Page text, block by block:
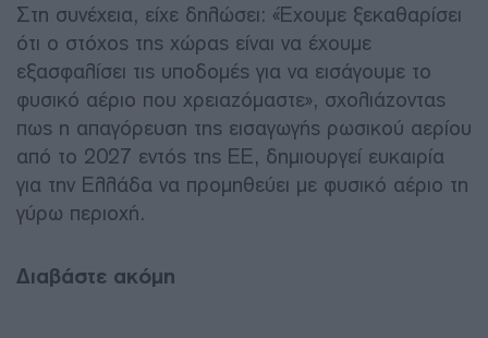
Στη συνέχεια, είχε δηλώσει: «Έχουμε ξεκαθαρίσει
ότι ο στόχος της χώρας είναι να έχουμε
εξασφαλίσει τις υποδομές για να εισάγουμε το
φυσικό αέριο που χρειαζόμαστε», σχολιάζοντας
πως η απαγόρευση της εισαγωγής ρωσικού αερίου
από το 2027 εντός της ΕΕ, δημιουργεί ευκαιρία
για την Ελλάδα να προμηθεύει με φυσικό αέριο τη
γύρω περιοχή.
Διαβάστε ακόμη